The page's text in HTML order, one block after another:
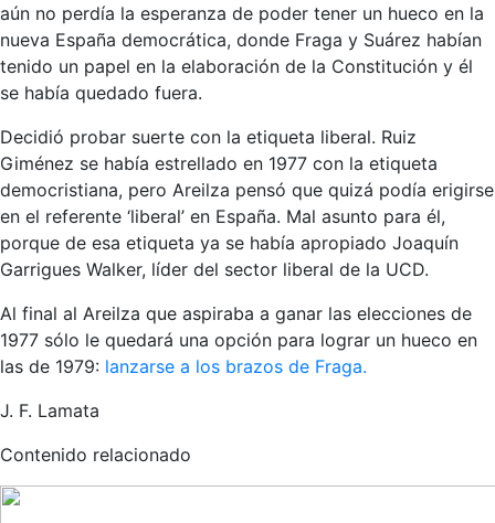
aún no perdía la esperanza de poder tener un hueco en la
nueva España democrática, donde Fraga y Suárez habían
tenido un papel en la elaboración de la Constitución y él
se había quedado fuera.
Decidió probar suerte con la etiqueta liberal. Ruiz
Giménez se había estrellado en 1977 con la etiqueta
democristiana, pero Areilza pensó que quizá podía erigirse
en el referente ‘liberal’ en España. Mal asunto para él,
porque de esa etiqueta ya se había apropiado Joaquín
Garrigues Walker, líder del sector liberal de la UCD.
Al final al Areilza que aspiraba a ganar las elecciones de
1977 sólo le quedará una opción para lograr un hueco en
las de 1979: lanzarse a los brazos de Fraga.
J. F. Lamata
Contenido relacionado